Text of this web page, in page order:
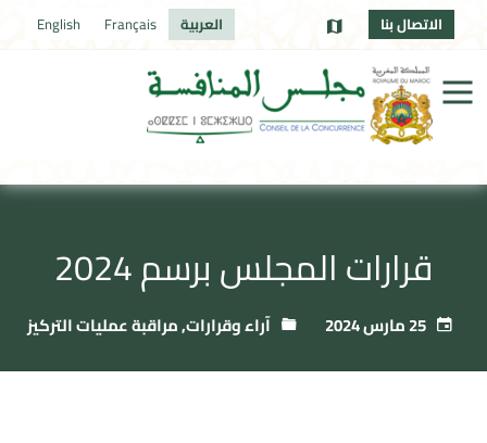
الاتصال بنا العربية Français
English
قرارات المجلس برسم 2024
آراء وقرارات,مراقبة عمليات التركيز